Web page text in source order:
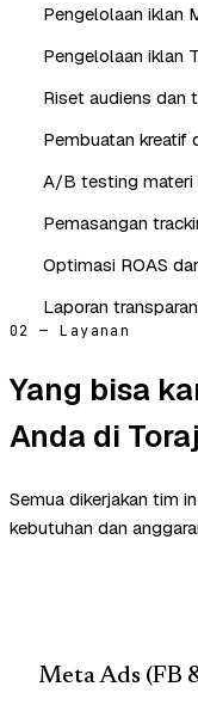
Pengelolaan iklan
Pengelolaan iklan
Riset audiens dan
Pembuatan kreatif
A/B testing materi
Pemasangan
Optimasi ROAS
Laporan
02 — Layanan
Yang bisa
Anda di
Semua dikerjakan tim
kebutuhan dan
Meta Ads (FB